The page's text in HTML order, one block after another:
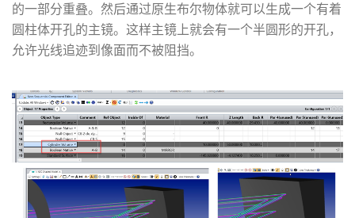
的一部分重叠。然后通过原生布尔物体就可以生成一个有着
圆柱体开孔的主镜。这样主镜上就会有一个半圆形的开孔，
允许光线追迹到像面而不被阻挡。